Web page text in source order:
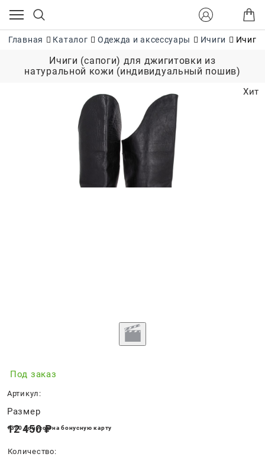
Главная Каталог Одежда и аксессуары Ичиги Ичиги
Ичиги (сапоги) для джигитовки из
натуральной кожи (индивидуальный пошив)
Хит
Под заказ
Артикул:
Размер
12 450 ₽
+370 бонусов на бонусную карту
Количество: